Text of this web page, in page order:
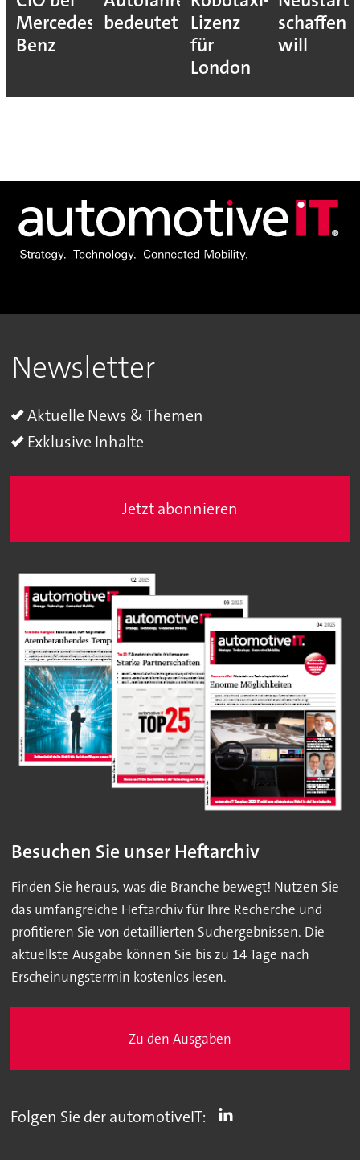
Mercedes-
Benz
bedeutet Lizenz
für
London
schaffen
will
Newsletter
Aktuelle News & Themen
Exklusive Inhalte
Jetzt abonnieren
Besuchen Sie unser Heftarchiv
Finden Sie heraus, was die Branche bewegt! Nutzen Sie
das umfangreiche Heftarchiv für Ihre Recherche und
profitieren Sie von detaillierten Suchergebnissen. Die
aktuellste Ausgabe können Sie bis zu 14 Tage nach
Erscheinungstermin kostenlos lesen.
Zu den Ausgaben
Folgen Sie der automotiveIT: